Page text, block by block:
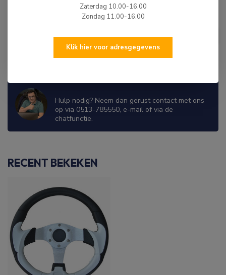
Zwart/Wit Chroom
Op voorraad
Hulp nodig? Neem dan gerust contact met ons
op via 0513-785550, e-mail of via de
chatfunctie.
RECENT BEKEKEN
Zaterdag 10.00-16.00
Zondag 11.00-16.00
Klik hier voor adresgegevens